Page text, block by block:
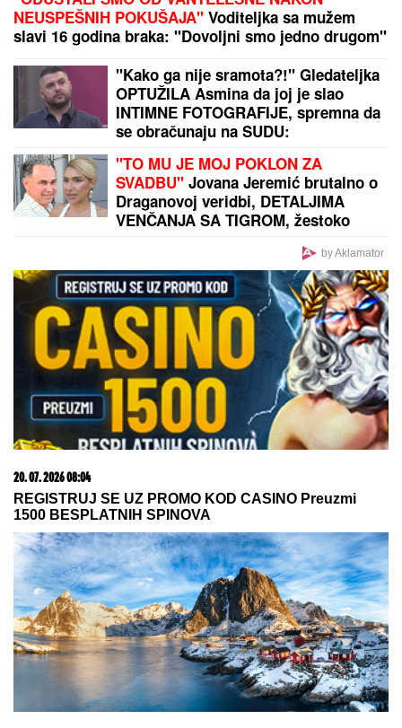
Dalila Dragojević je stavila ponudu na sto Željka
Mitrovića: Njen uslov za ulazak u rijaliti Elita 10 je
veća zarada od one koju ima u Americi
"KAD GOD SAM U KRIZI..."
Milice Veličković DIGLA BURU na
mrežama, pokazala KAKO SE ČASTI
par dana nakon SUKOBA sa Terzom
(FOTO)
OŽENIO SE DEJAN STANKOVIĆ
KRALJ!
Doktorka otkrila kako se
oseća nakon venčanja: "Zaljubljena
sam", tu su njegovi roditelji i sestra
(VIDEO)
"ODUSTALI SMO OD VANTELESNE NAKON
NEUSPEŠNIH POKUŠAJA"Voditeljka sa mužem
slavi 16 godina braka: "Dovoljni smo jedno drugom"
"Kako ga nije sramota?!" Gledateljka
OPTUŽILA Asmina da joj je slao
INTIMNE FOTOGRAFIJE, spremna da